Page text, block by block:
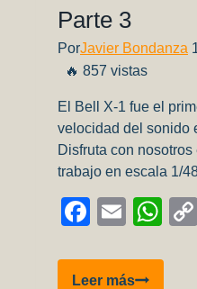
Parte 3
PorJavier Bondanza
🔥 857 vistas
El Bell X-1 fue el
velocidad del sonido
Disfruta con
trabajo en escala 1/
Email
Leer másBell-